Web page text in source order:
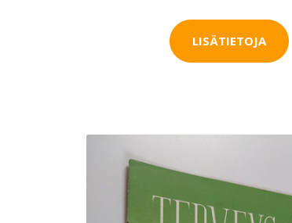
LISÄTIETOJA